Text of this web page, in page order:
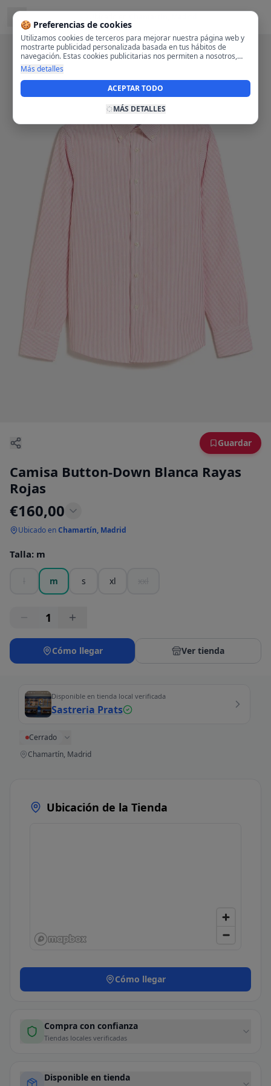
🍪 Preferencias de cookies
Utilizamos cookies de terceros para mejorar nuestra página web y
mostrarte publicidad personalizada basada en tus hábitos de
navegación. Estas cookies publicitarias nos permiten a nosotros,
analizar tu navegación en nuestra página y en internet para
mostrarte anuncios relevantes para ti. Al activarlas, aceptas el uso
de cookies para fines publicitarios y la recopilación y tratamiento de
tus datos de navegación, incluyendo la posible compartición de
Más detalles
ACEPTAR TODO
MÁS DETALLES
Guardar
Camisa Button-Down Blanca Rayas
Rojas
€160,00
Ubicado enChamartín, Madrid
Talla: m
m s xl
1
Cómo llegar Ver tienda
Disponible en tienda local verificada
Sastreria Prats
Cerrado
Chamartín, Madrid
Ubicación de la Tienda
Cómo llegar
Compra con confianza
Tiendas locales verificadas
Disponible en tienda